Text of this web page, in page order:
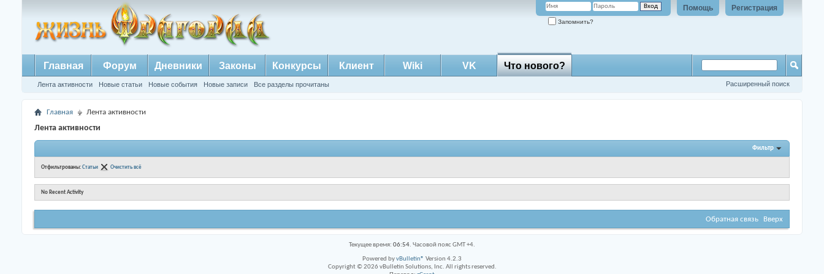
Регистрация
Помощь
Запомнить?
Главная Форум Дневники Законы Конкурсы Клиент Wiki VK Что нового?
Лента активности Новые статьи Новые события Новые записи Все разделы прочитаны Расширенный поиск
Главная Лента активности
Лента активности
Фильтр
Отфильтрованы: Статьи Очистить всё
No Recent Activity
Обратная связь Вверх
Текущее время: 06:54. Часовой пояс GMT +4.
Powered byvBulletin® Version 4.2.3
Copyright © 2026 vBulletin Solutions, Inc. All rights reserved.